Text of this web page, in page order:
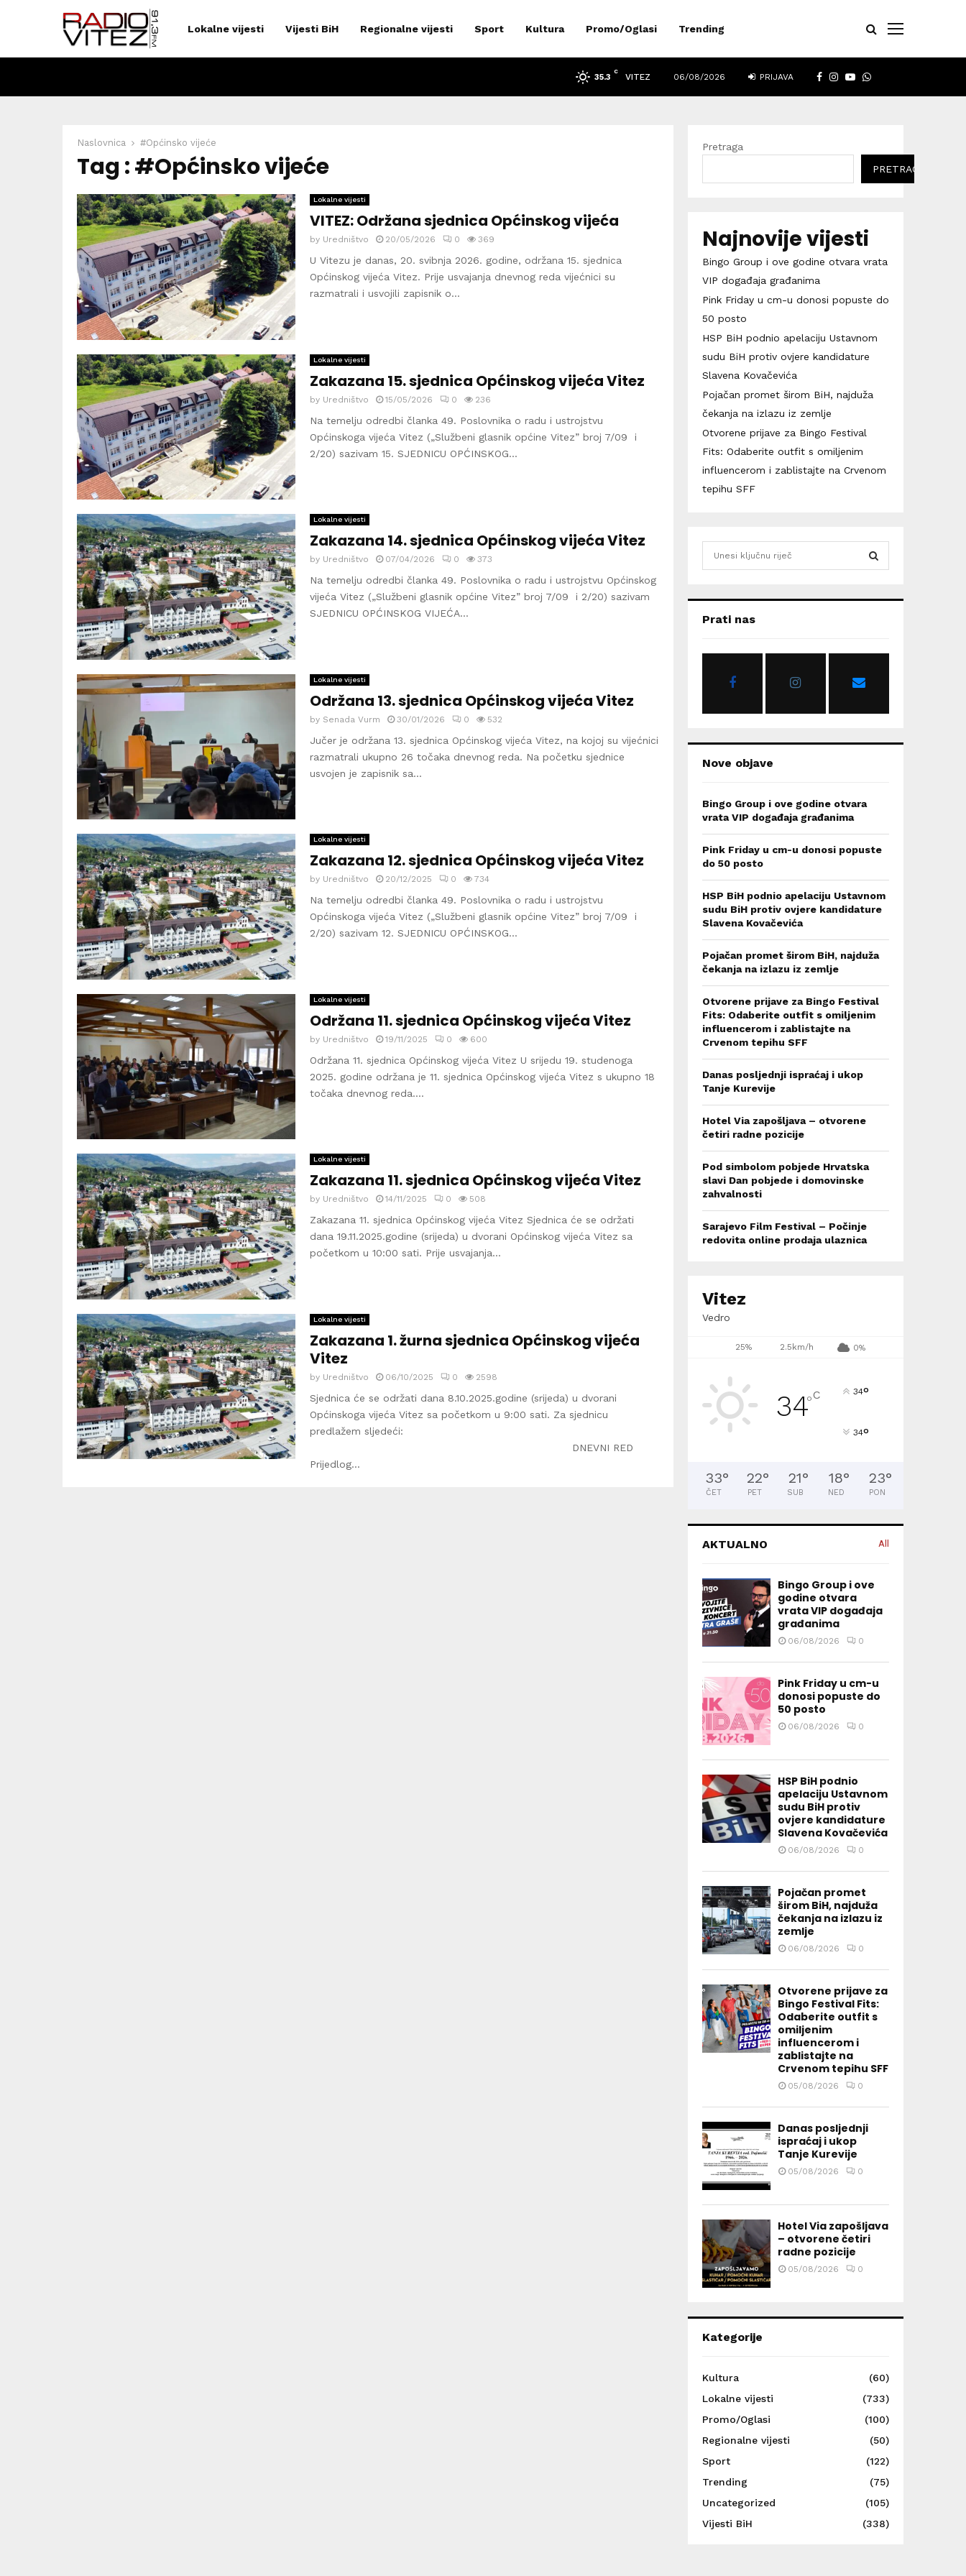
Lokalne vijesti Vijesti BiH Regionalne vijesti Sport Kultura Promo/Oglasi Trending
FACEBOOK
INSTAGRAM
YOUTUBE
WHATSAPP
35.3
C
VITEZ 06/08/2026 PRIJAVA
Naslovnica #Općinsko vijeće
Tag : #Općinsko vijeće
Lokalne vijesti
VITEZ: Održana sjednica Općinskog vijeća
by Uredništvo 20/05/2026 0 369
U Vitezu je danas, 20. svibnja 2026. godine, održana 15. sjednica
Općinskog vijeća Vitez. Prije usvajanja dnevnog reda vijećnici su
razmatrali i usvojili zapisnik o...
Lokalne vijesti
Zakazana 15. sjednica Općinskog vijeća Vitez
by Uredništvo 15/05/2026 0 236
Na temelju odredbi članka 49. Poslovnika o radu i ustrojstvu
Općinskoga vijeća Vitez („Službeni glasnik općine Vitez” broj 7/09 i
2/20) sazivam 15. SJEDNICU OPĆINSKOG...
Lokalne vijesti
Zakazana 14. sjednica Općinskog vijeća Vitez
by Uredništvo 07/04/2026 0 373
Na temelju odredbi članka 49. Poslovnika o radu i ustrojstvu Općinskog
vijeća Vitez („Službeni glasnik općine Vitez” broj 7/09 i 2/20) sazivam
SJEDNICU OPĆINSKOG VIJEĆA...
Lokalne vijesti
Održana 13. sjednica Općinskog vijeća Vitez
by Senada Vurm 30/01/2026 0 532
Jučer je održana 13. sjednica Općinskog vijeća Vitez, na kojoj su vijećnici
razmatrali ukupno 26 točaka dnevnog reda. Na početku sjednice
usvojen je zapisnik sa...
Lokalne vijesti
Zakazana 12. sjednica Općinskog vijeća Vitez
by Uredništvo 20/12/2025 0 734
Na temelju odredbi članka 49. Poslovnika o radu i ustrojstvu
Općinskoga vijeća Vitez („Službeni glasnik općine Vitez” broj 7/09 i
2/20) sazivam 12. SJEDNICU OPĆINSKOG...
Lokalne vijesti
Održana 11. sjednica Općinskog vijeća Vitez
by Uredništvo 19/11/2025 0 600
Održana 11. sjednica Općinskog vijeća Vitez U srijedu 19. studenoga
2025. godine održana je 11. sjednica Općinskog vijeća Vitez s ukupno 18
točaka dnevnog reda....
Lokalne vijesti
Zakazana 11. sjednica Općinskog vijeća Vitez
by Uredništvo 14/11/2025 0 508
Zakazana 11. sjednica Općinskog vijeća Vitez Sjednica će se održati
dana 19.11.2025.godine (srijeda) u dvorani Općinskog vijeća Vitez sa
početkom u 10:00 sati. Prije usvajanja...
Lokalne vijesti
Zakazana 1. žurna sjednica Općinskog vijeća
Vitez
by Uredništvo 06/10/2025 0 2598
Sjednica će se održati dana 8.10.2025.godine (srijeda) u dvorani
Općinskoga vijeća Vitez sa početkom u 9:00 sati. Za sjednicu
predlažem sljedeći:
DNEVNI RED
Prijedlog...
Pretraga
PRETRAGA
Najnovije vijesti
Bingo Group i ove godine otvara vrata
VIP događaja građanima
Pink Friday u cm-u donosi popuste do
50 posto
HSP BiH podnio apelaciju Ustavnom
sudu BiH protiv ovjere kandidature
Slavena Kovačevića
Pojačan promet širom BiH, najduža
čekanja na izlazu iz zemlje
Otvorene prijave za Bingo Festival
Fits: Odaberite outfit s omiljenim
influencerom i zablistajte na Crvenom
tepihu SFF
h
o
Prati nas
Nove objave
Bingo Group i ove godine otvara
vrata VIP događaja građanima
Pink Friday u cm-u donosi popuste
do 50 posto
HSP BiH podnio apelaciju Ustavnom
sudu BiH protiv ovjere kandidature
Slavena Kovačevića
Pojačan promet širom BiH, najduža
čekanja na izlazu iz zemlje
Otvorene prijave za Bingo Festival
Fits: Odaberite outfit s omiljenim
influencerom i zablistajte na
Crvenom tepihu SFF
Danas posljednji ispraćaj i ukop
Tanje Kurevije
Hotel Via zapošljava – otvorene
četiri radne pozicije
Pod simbolom pobjede Hrvatska
slavi Dan pobjede i domovinske
zahvalnosti
Sarajevo Film Festival – Počinje
redovita online prodaja ulaznica
Vitez
Vedro
25% 2.5km/h 0%
34°C 34°
34°
33°
ČET
22°
PET
21°
SUB
18°
NED
23°
PON
AKTUALNO All
Bingo Group i ove
godine otvara
vrata VIP događaja
građanima
06/08/2026 0
Pink Friday u cm-u
donosi popuste do
50 posto
06/08/2026 0
HSP BiH podnio
apelaciju Ustavnom
sudu BiH protiv
ovjere kandidature
Slavena Kovačevića
06/08/2026 0
Pojačan promet
širom BiH, najduža
čekanja na izlazu iz
zemlje
06/08/2026 0
Otvorene prijave za
Bingo Festival Fits:
Odaberite outfit s
omiljenim
influencerom i
zablistajte na
Crvenom tepihu SFF
05/08/2026 0
Danas posljednji
ispraćaj i ukop
Tanje Kurevije
05/08/2026 0
Hotel Via zapošljava
– otvorene četiri
radne pozicije
05/08/2026 0
Kategorije
Kultura
(60)
Lokalne vijesti
(733)
Promo/Oglasi
(100)
Regionalne vijesti
(50)
Sport
(122)
Trending
(75)
Uncategorized
(105)
Vijesti BiH
(338)